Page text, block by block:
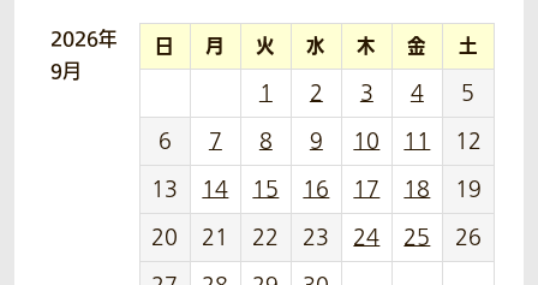
2026年
9月
日 月 火 水 木 金 土
1 2 3 4
5
6
7 8 9 10 11
12
13
14 15 16 17 18
19
20
21 22 23 24 25
26